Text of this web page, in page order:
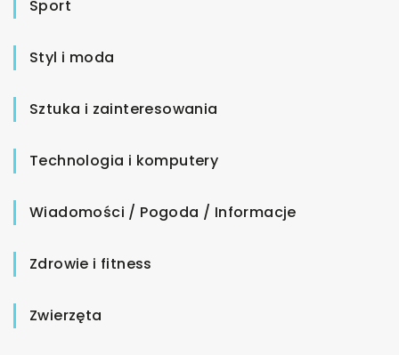
Sport
Styl i moda
Sztuka i zainteresowania
Technologia i komputery
Wiadomości / Pogoda / Informacje
Zdrowie i fitness
Zwierzęta